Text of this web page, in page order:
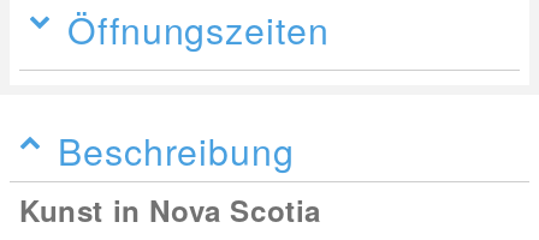
Öffnungszeiten
Beschreibung
Kunst in Nova Scotia